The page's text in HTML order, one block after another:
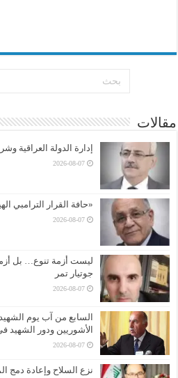
مقالات
إدارة الدولة العراقية
2026-08-07
«حافة القرار الترامبي
2026-08-07
ليست أزمة تنوع… بل
جوتيار تمر
2026-08-07
السابع من آب يوم
الأشوريين ودور الشهيد
2026-08-07
نزع السلاح وإعادة دمج